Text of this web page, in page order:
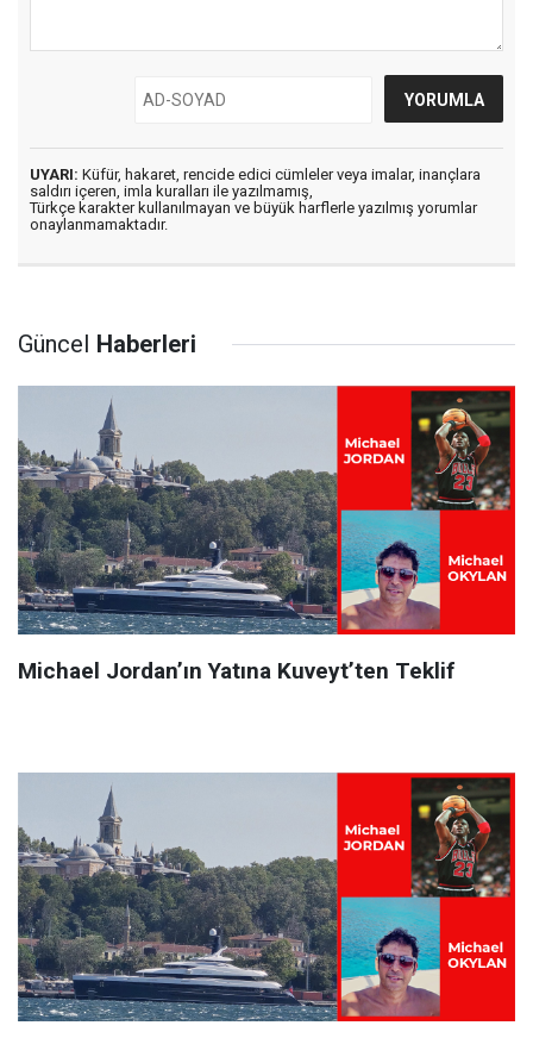
UYARI: Küfür, hakaret, rencide edici cümleler veya imalar, inançlara
saldırı içeren, imla kuralları ile yazılmamış,
Türkçe karakter kullanılmayan ve büyük harflerle yazılmış yorumlar
onaylanmamaktadır.
Güncel Haberleri
Michael Jordan’ın Yatına Kuveyt’ten Teklif